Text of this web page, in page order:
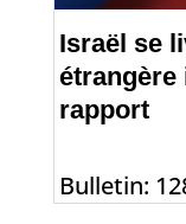
Israël se
étrangère
rapport
Bulletin: